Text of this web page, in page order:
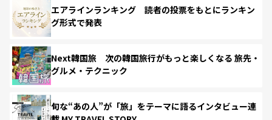
エアラインランキング 読者の投票をもとにランキン
グ形式で発表
Next韓国旅 次の韓国旅行がもっと楽しくなる 旅先・
グルメ・テクニック
旬な“あの人”が「旅」をテーマに語るインタビュー連